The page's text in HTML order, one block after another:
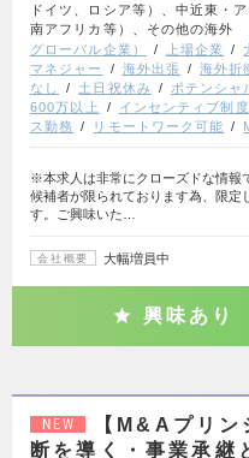
ドイツ、ロシア等）、中近東・
南アフリカ等）、その他の海外
グローバル企業）
上場企業
マネジャー
海外出張 海外折
なし
土日祝休み ポテンシャ
600万以上
インセンティブ制度
ス勤務
リモートワーク可能
※本求人は非常にクローズドな情報
候補者が限られております為、限定
す。ご興味いた…
会社概要 大幅増員中
興味あり
NEW
【M&Aプリ
断を導く・事業承継